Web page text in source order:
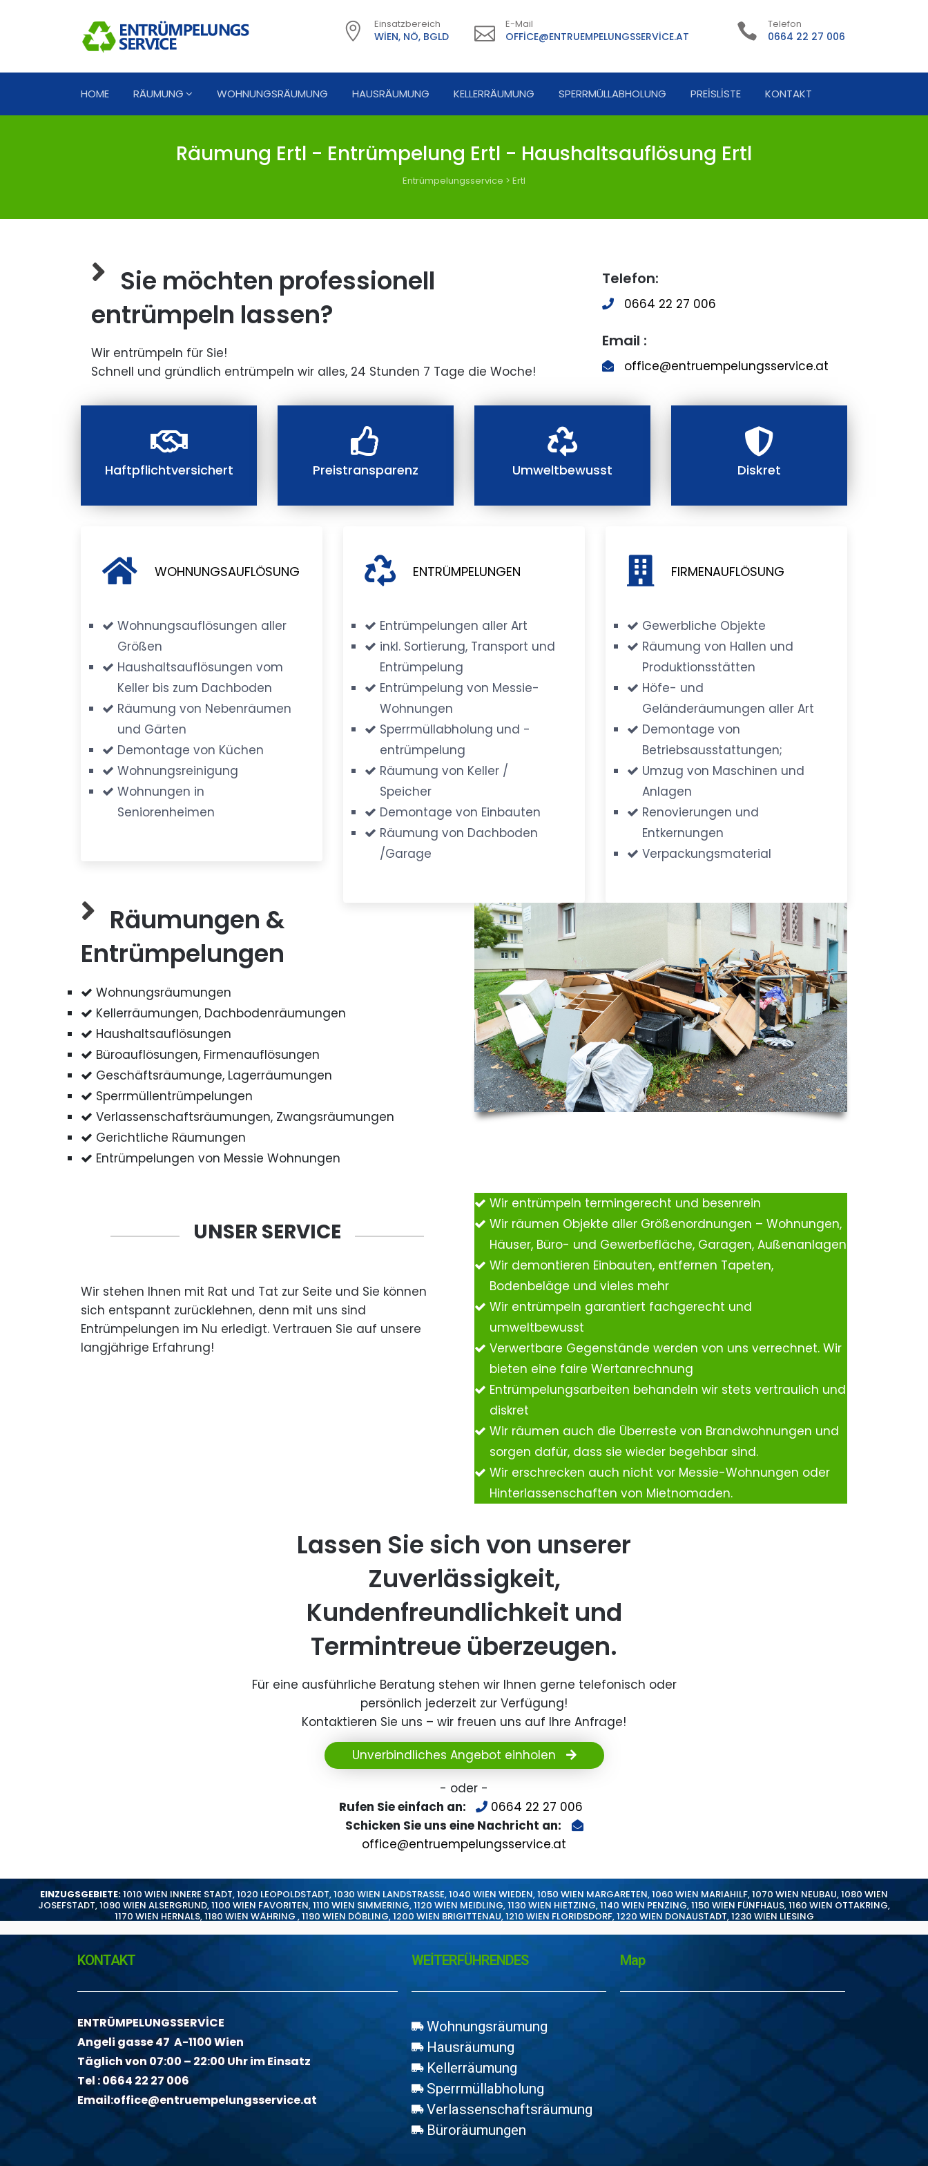
Einsatzbereich
WIEN, NÖ, BGLD
E-Mail
OFFICE@ENTRUEMPELUNGSSERVICE.AT
Telefon
0664 22 27 006
HOME RÄUMUNG WOHNUNGSRÄUMUNG HAUSRÄUMUNG KELLERRÄUMUNG SPERRMÜLLABHOLUNG PREISLISTE KONTAKT
Räumung Ertl - Entrümpelung Ertl - Haushaltsauflösung Ertl
Entrümpelungsservice > Ertl
Sie möchten professionell
entrümpeln lassen?
Wir entrümpeln für Sie!
Schnell und gründlich entrümpeln wir alles, 24 Stunden 7 Tage die Woche!
Telefon:
0664 22 27 006
Email :
office@entruempelungsservice.at
Haftpflichtversichert Preistransparenz Umweltbewusst Diskret
WOHNUNGSAUFLÖSUNG
Wohnungsauflösungen aller
Größen
Haushaltsauflösungen vom
Keller bis zum Dachboden
Räumung von Nebenräumen
und Gärten
Demontage von Küchen
Wohnungsreinigung
Wohnungen in
Seniorenheimen
ENTRÜMPELUNGEN
Entrümpelungen aller Art
inkl. Sortierung, Transport und
Entrümpelung
Entrümpelung von Messie-
Wohnungen
Sperrmüllabholung und -
entrümpelung
Räumung von Keller /
Speicher
Demontage von Einbauten
Räumung von Dachboden
/Garage
FIRMENAUFLÖSUNG
Gewerbliche Objekte
Räumung von Hallen und
Produktionsstätten
Höfe- und
Geländeräumungen aller Art
Demontage von
Betriebsausstattungen;
Umzug von Maschinen und
Anlagen
Renovierungen und
Entkernungen
Verpackungsmaterial
Räumungen &
Entrümpelungen
Wohnungsräumungen
Kellerräumungen, Dachbodenräumungen
Haushaltsauflösungen
Büroauflösungen, Firmenauflösungen
Geschäftsräumunge, Lagerräumungen
Sperrmüllentrümpelungen
Verlassenschaftsräumungen, Zwangsräumungen
Gerichtliche Räumungen
Entrümpelungen von Messie Wohnungen
UNSER SERVICE
Wir stehen Ihnen mit Rat und Tat zur Seite und Sie können
sich entspannt zurücklehnen, denn mit uns sind
Entrümpelungen im Nu erledigt. Vertrauen Sie auf unsere
langjährige Erfahrung!
Wir entrümpeln termingerecht und besenrein
Wir räumen Objekte aller Größenordnungen – Wohnungen,
Häuser, Büro- und Gewerbefläche, Garagen, Außenanlagen
Wir demontieren Einbauten, entfernen Tapeten,
Bodenbeläge und vieles mehr
Wir entrümpeln garantiert fachgerecht und
umweltbewusst
Verwertbare Gegenstände werden von uns verrechnet. Wir
bieten eine faire Wertanrechnung
Entrümpelungsarbeiten behandeln wir stets vertraulich und
diskret
Wir räumen auch die Überreste von Brandwohnungen und
sorgen dafür, dass sie wieder begehbar sind.
Wir erschrecken auch nicht vor Messie-Wohnungen oder
Hinterlassenschaften von Mietnomaden.
Lassen Sie sich von unserer
Zuverlässigkeit,
Kundenfreundlichkeit und
Termintreue überzeugen.
Für eine ausführliche Beratung stehen wir Ihnen gerne telefonisch oder
persönlich jederzeit zur Verfügung!
Kontaktieren Sie uns – wir freuen uns auf Ihre Anfrage!
Unverbindliches Angebot einholen
- oder -
Rufen Sie einfach an:
0664 22 27 006
Schicken Sie uns eine Nachricht an:
office@entruempelungsservice.at
EINZUGSGEBIETE:1010 WIEN INNERE STADT,1020 LEOPOLDSTADT,1030 WIEN LANDSTRASSE,1040 WIEN WIEDEN,1050 WIEN MARGARETEN,1060 WIEN MARIAHILF,1070 WIEN NEUBAU,1080 WIEN
JOSEFSTADT,1090 WIEN ALSERGRUND,1100 WIEN FAVORITEN,1110 WIEN SIMMERING,1120 WIEN MEIDLING,1130 WIEN HIETZING,1140 WIEN PENZING,1150 WIEN FÜNFHAUS,1160 WIEN OTTAKRING,
1170 WIEN HERNALS,1180 WIEN WÄHRING ,1190 WIEN DÖBLING,1200 WIEN BRIGITTENAU,1210 WIEN FLORIDSDORF,1220 WIEN DONAUSTADT,1230 WIEN LIESING
KONTAKT
ENTRÜMPELUNGSSERVİCE
Angeli gasse 47 A-1100 Wien
Täglich von 07:00 – 22:00 Uhr im Einsatz
Tel :0664 22 27 006
Email:office@entruempelungsservice.at
WEİTERFÜHRENDES
Wohnungsräumung
Hausräumung
Kellerräumung
Sperrmüllabholung
Verlassenschaftsräumung
Büroräumungen
Map